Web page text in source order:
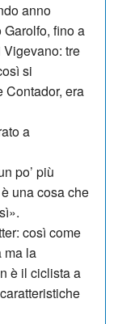
anno
fino a
tre
si
Contador, era
a
po’ più
una cosa che
così come
ma la
è il ciclista a